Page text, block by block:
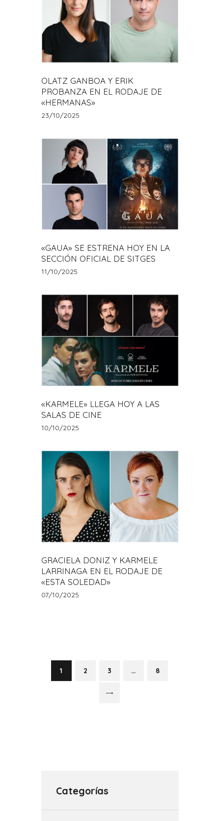
OLATZ GANBOA Y ERIK
PROBANZA EN EL RODAJE DE
«HERMANAS»
23/10/2025
«GAUA» SE ESTRENA HOY EN LA
SECCIÓN OFICIAL DE SITGES
11/10/2025
«KARMELE» LLEGA HOY A LAS
SALAS DE CINE
10/10/2025
GRACIELA DONIZ Y KARMELE
LARRINAGA EN EL RODAJE DE
«ESTA SOLEDAD»
07/10/2025
de
entradas
PAGE
1 PAGE
2 PAGE
3 … PAGE
8
Categorías